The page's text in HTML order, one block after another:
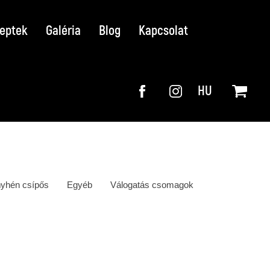
Galéria Blog Kapcsolat
HU
csípős Egyéb Válogatás csomagok